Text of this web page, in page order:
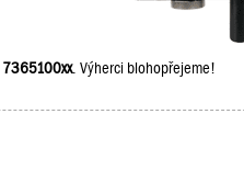
7365100xx. Výherci blohopřejeme!